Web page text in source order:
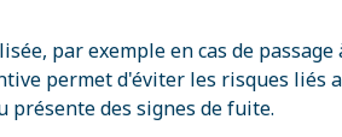
par exemple en cas de passage
permet d'éviter les risques liés
présente des signes de fuite.